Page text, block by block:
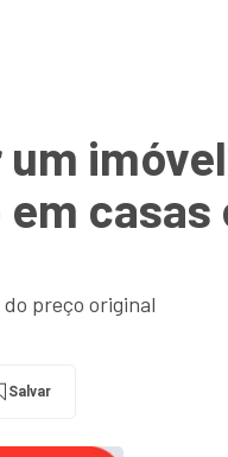
casas
preço original
Salvar